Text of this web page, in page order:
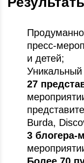
пресс-
и детей;
27
Burda,
3 блогера-